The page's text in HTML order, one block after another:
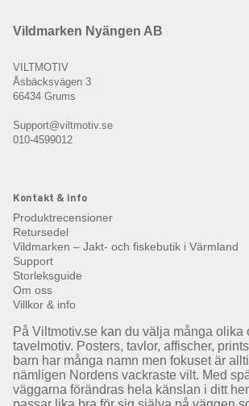
Vildmarken Nyängen AB
VILTMOTIV
Åsbäcksvägen 3
66434 Grums
Support@viltmotiv.se
010-4599012
Kontakt & info
Produktrecensioner
Retursedel
Vildmarken – Jakt- och fiskebutik i Värmland
Support
Storleksguide
Om oss
Villkor & info
På Viltmotiv.se kan du välja många olika
tavelmotiv. Posters, tavlor, affischer,
barn har många namn men fokuset är
nämligen Nordens vackraste vilt. Med
väggarna förändras hela känslan i ditt